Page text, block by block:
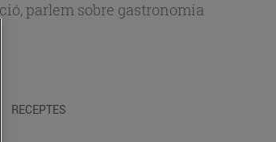
parlem sobre gastronomia
RECEPTES